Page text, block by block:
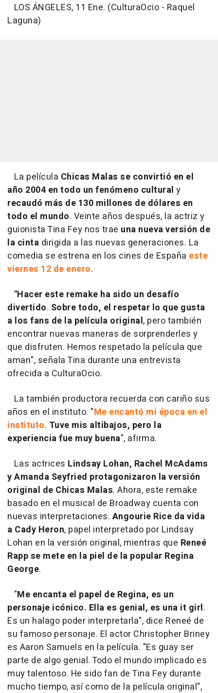
LOS ÁNGELES, 11 Ene. (CulturaOcio - Raquel
Laguna)
La película Chicas Malas se convirtió en el
año 2004 en todo un fenómeno cultural y
recaudó más de 130 millones de dólares en
todo el mundo. Veinte años después, la actriz y
guionista Tina Fey nos trae una nueva versión de
la cinta dirigida a las nuevas generaciones. La
comedia se estrena en los cines de España este
viernes 12 de enero.
"Hacer este remake ha sido un desafío
divertido. Sobre todo, el respetar lo que gusta
a los fans de la película original, pero también
encontrar nuevas maneras de sorprenderles y
que disfruten. Hemos respetado la película que
aman", señala Tina durante una entrevista
ofrecida a CulturaOcio.
La también productora recuerda con cariño sus
años en el instituto. "Me encantó mi época en el
instituto. Tuve mis altibajos, pero la
experiencia fue muy buena", afirma.
Las actrices Lindsay Lohan, Rachel McAdams
y Amanda Seyfried protagonizaron la versión
original de Chicas Malas. Ahora, este remake
basado en el musical de Broadway cuenta con
nuevas interpretaciones. Angourie Rice da vida
a Cady Heron, papel interpretado por Lindsay
Lohan en la versión original, mientras que Reneé
Rapp se mete en la piel de la popular Regina
George.
"Me encanta el papel de Regina, es un
personaje icónico. Ella es genial, es una it girl.
Es un halago poder interpretarla", dice Reneé de
su famoso personaje. El actor Christopher Briney
es Aaron Samuels en la película. "Es guay ser
parte de algo genial. Todo el mundo implicado es
muy talentoso. He sido fan de Tina Fey durante
mucho tiempo, así como de la película original",